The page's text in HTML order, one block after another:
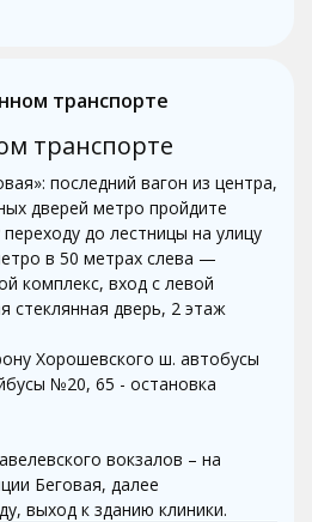
транспорте
транспорте
последний вагон из центра,
дверей метро пройдите
до лестницы на улицу
в 50 метрах слева —
комплекс, вход с левой
стеклянная дверь, 2 этаж
Хорошевского ш. автобусы
№20, 65 - остановка
вокзалов – на
Беговая, далее
выход к зданию клиники.